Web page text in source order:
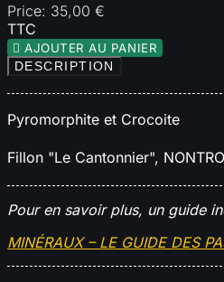
Price: 35,00 €
TTC
 AJOUTER AU PANIER
DESCRIPTION
Pyromorphite et Crocoite
Fillon "Le Cantonnier",
Pour en savoir plus, un guide
MINÉRAUX – LE GUIDE DES